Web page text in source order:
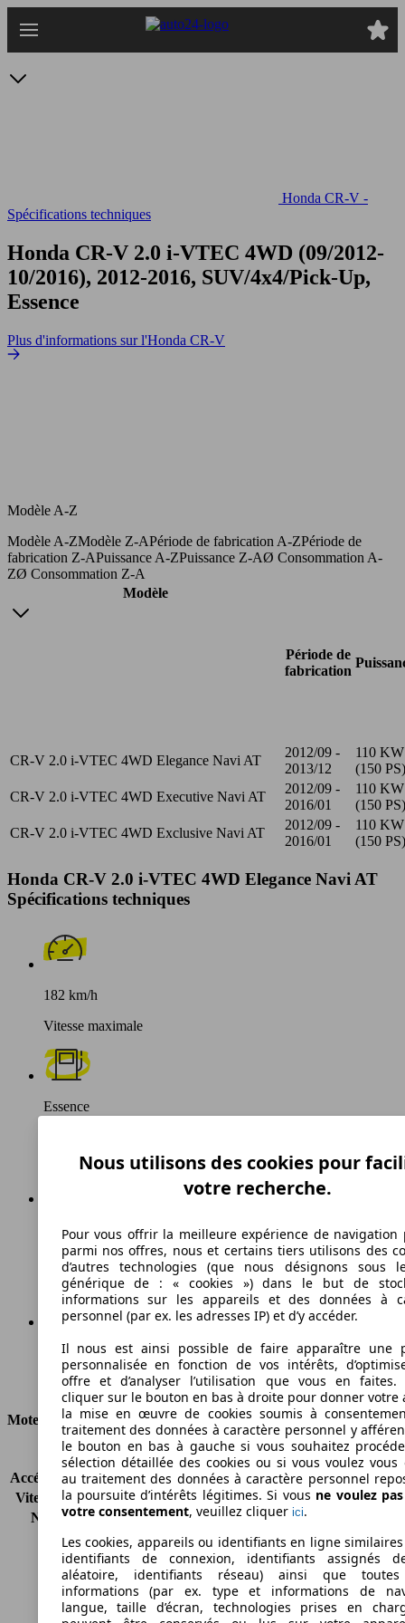
au
Honda CR-V -
Spécifications techniques
Honda CR-V 2.0 i-VTEC 4WD (09/2012-
10/2016), 2012-2016, SUV/4x4/Pick-Up,
Essence
Plus d'informations sur l'Honda CR-V
Modèle A-Z
Modèle A-ZModèle Z-APériode de fabrication A-ZPériode de
fabrication Z-APuissance A-ZPuissance Z-AØ Consommation A-
ZØ Consommation Z-A
Modèle
Période de
fabrication
CR-V 2.0 i-VTEC 4WD Elegance Navi AT
2012/09 -
2013/12
110 KW
(150 PS)
CR-V 2.0 i-VTEC 4WD Executive Navi AT
2012/09 -
2016/01
110 KW
(150 PS)
CR-V 2.0 i-VTEC 4WD Exclusive Navi AT
2012/09 -
2016/01
110 KW
(150 PS)
Honda CR-V 2.0 i-VTEC 4WD Elegance Navi AT
Spécifications techniques
182 km/h
Vitesse maximale
Essence
175 g/km
Émissions de CO2 (combinées)*
Ø 7.5 l/100km
Consommation
Moteur et Puissance
KW (CH)
110 kW (150 PS)
Accélération (0-100 km/h) 12.3s
Vitesse maximale (km/h) 182 km/h
Nombre de vitesses
5
Couple
192 nm
Cylindrée
1997 ccm
Carburant
Essence
Cylindres
Transmission
Boîte automatique
Nous utilisons des cookies pour
votre recherche.
Pour vous offrir la meilleure expérience de navigation
parmi nos offres, nous et certains tiers utilisons des
d’autres technologies (que nous désignons sous
générique de : « cookies ») dans le but de
informations sur les appareils et des données à
personnel (par ex. les adresses IP) et d’y accéder.
Il nous est ainsi possible de faire apparaître une
personnalisée en fonction de vos intérêts,
offre et d’analyser l’utilisation que vous en faites.
cliquer sur le bouton en bas à droite pour donner votre
la mise en œuvre de cookies soumis à
traitement des données à caractère personnel y
le bouton en bas à gauche si vous souhaitez
sélection détaillée des cookies ou si vous voulez vous
au traitement des données à caractère personnel
la poursuite d’intérêts légitimes. Si vous ne voulez
votre consentement, veuillez cliquer ici.
Les cookies, appareils ou identifiants en ligne
identifiants de connexion, identifiants assignés
aléatoire, identifiants réseau) ainsi que
informations (par ex. type et informations de
langue, taille d’écran, technologies prises en